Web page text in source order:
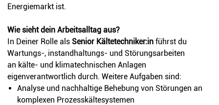
Energiemarkt ist.
Wie sieht dein Arbeitsalltag aus?
In Deiner Rolle als Senior Kältetechniker:in führst du
Wartungs-, instandhaltungs- und Störungsarbeiten
an kälte- und klimatechnischen Anlagen
eigenverantwortlich durch. Weitere Aufgaben sind:
Analyse und nachhaltige Behebung von Störungen an
komplexen Prozesskältesystemen